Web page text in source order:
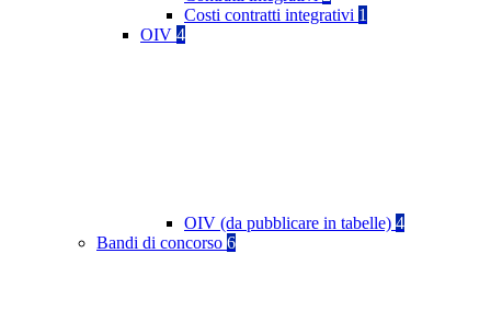
Costi contratti integrativi 1
OIV 4
OIV (da pubblicare in tabelle) 4
Bandi di concorso 6